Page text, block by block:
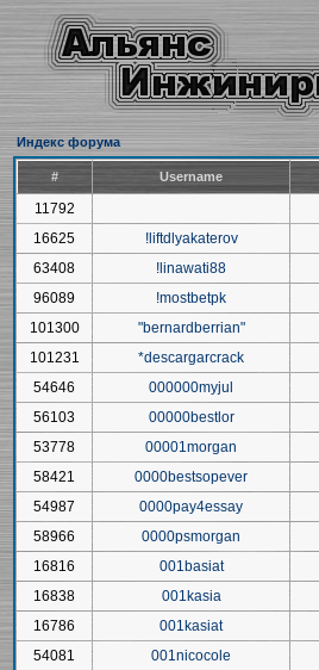
Индекс форума
# Username
11792
16625
!liftdlyakaterov
63408
!linawati88
96089
!mostbetpk
101300
"bernardberrian"
101231
*descargarcrack
54646
000000myjul
56103
00000bestlor
53778
00001morgan
58421
0000bestsopever
54987
0000pay4essay
58966
0000psmorgan
16816
001basiat
16838
001kasia
16786
001kasiat
54081
001nicocole